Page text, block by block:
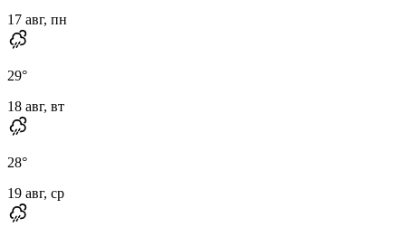
17 авг, пн
29°
18 авг, вт
28°
19 авг, ср